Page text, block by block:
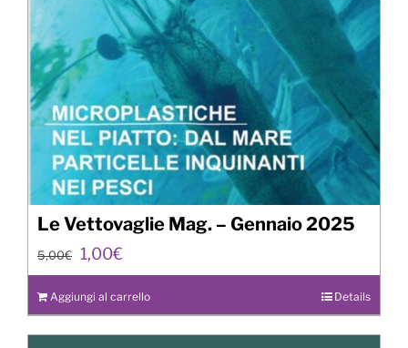
Le Vettovaglie Mag. – Gennaio 2025
5,00€
Il
prezzo
originale
era:
5,00€.
1,00€
prezzo
attuale
è:
1,00€.
Aggiungi al carrello Details